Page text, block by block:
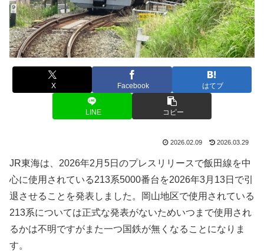
X Facebook はてブ
LINE コピー
2026.02.09 2026.03.29
JR東海は、2026年2月5日のプレスリリースで飯田線を中
心に使用されている213系5000番台を2026年3月13日で引
退させることを発表しました。岡山地区で使用されている
213系については正式な発表がないためいつまで使用され
るかは不明ですがまた一つ国鉄が無くなることになりま
す。